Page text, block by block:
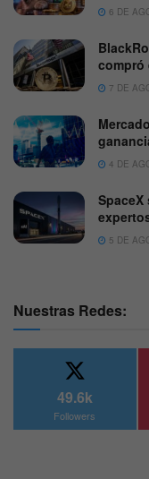
6 DE
compró
7 DE
4 DE
5 DE
Nuestras Redes:
49.6k
Followers